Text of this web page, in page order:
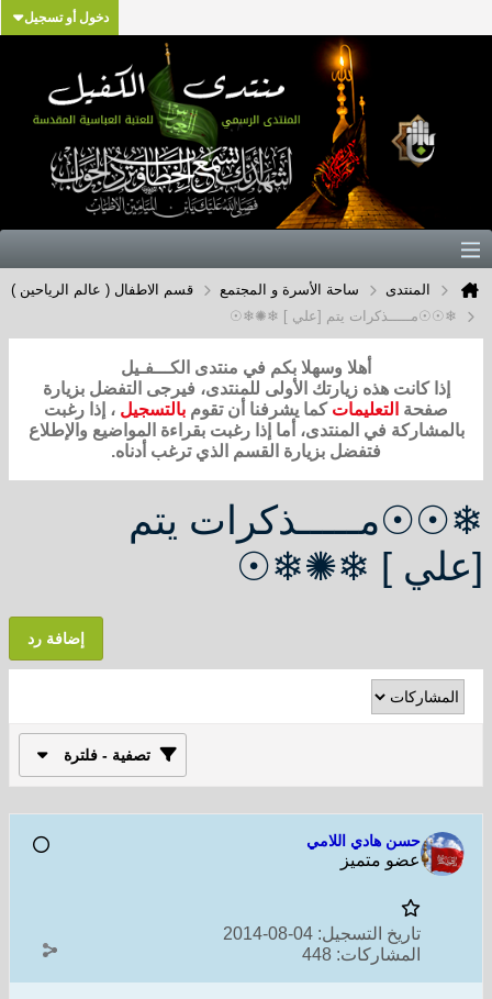
دخول أو تسجيل
المنتدى ساحة الأسرة و المجتمع
قسم الاطفال ( عالم الرياحين )
❄☉☉مـــــذكرات يتم [علي ] ❄✺❄☉
أهلا وسهلا بكم في منتدى الكـــفـيل
إذا كانت هذه زيارتك الأولى للمنتدى، فيرجى التفضل بزيارة
صفحة التعليمات كما يشرفنا أن تقوم بالتسجيل ، إذا رغبت
بالمشاركة في المنتدى، أما إذا رغبت بقراءة المواضيع والإطلاع
فتفضل بزيارة القسم الذي ترغب أدناه.
❄☉☉مـــــذكرات يتم
[علي ] ❄✺❄☉
إضافة رد
تصفية - فلترة
حسن هادي اللامي
عضو متميز
تاريخ التسجيل: 04-08-2014
المشاركات: 448